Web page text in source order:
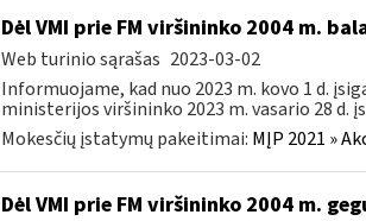
Dėl VMI prie FM viršininko 2004 m.
Web turinio sąrašas 2023-03-02
Informuojame, kad nuo 2023 m. kovo 1 d.
ministerijos viršininko 2023 m. vasario 28 d.
Mokesčių įstatymų pakeitimai: MĮP 2021 »
Dėl VMI prie FM viršininko 2004 m.